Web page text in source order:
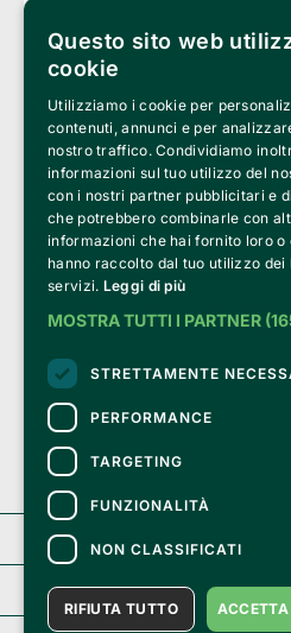
Clappit è un marchio di proprietà di:
Bemils Srl
a Socio Unico
Via Fosse Ardeatine, 4 -20092 Cinisello
PI 05589050961
Iscr. C.C.I.A.A. Milano R.E.A. 1833471
© 2010-2025 Bemils Srl - Tutti i diritti
Credits:
Clappit è basato sulla piattaforma di
dall’Agenzia delle Entrate con protocollo
2025.
Su Clappit i tuoi acquisti ed i tuoi dati
sono sicuri e protetti da un certificato SSL
con crittografia a 128 bit.
Clappit
Help center
Questo sito web
cookie
Utilizziamo i cookie per
contenuti, annunci e per
nostro traffico. Condividiamo
informazioni sul tuo utilizzo del
con i nostri partner pubblicitari e
che potrebbero combinarle con
informazioni che hai fornito loro o
hanno raccolto dal tuo utilizzo dei
servizi. Leggi di più
MOSTRA TUTTI I PARTNER
STRETTAMENTE
PERFORMANCE
TARGETING
FUNZIONALITÀ
NON CLASSIFICATI
RIFIUTA TUTTO